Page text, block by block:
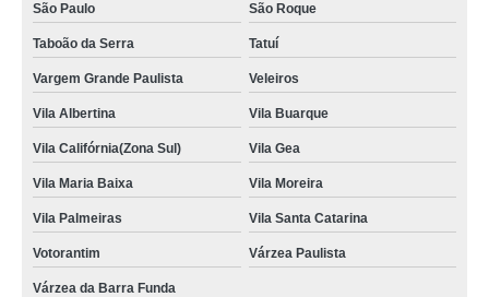
São Paulo São Roque
Taboão da Serra Tatuí
Vargem Grande Paulista Veleiros
Vila Albertina Vila Buarque
Vila Califórnia(Zona Sul) Vila Gea
Vila Maria Baixa Vila Moreira
Vila Palmeiras Vila Santa Catarina
Votorantim Várzea Paulista
Várzea da Barra Funda